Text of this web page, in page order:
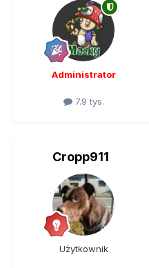
Administrator
7.9 tys.
Cropp911
Użytkownik